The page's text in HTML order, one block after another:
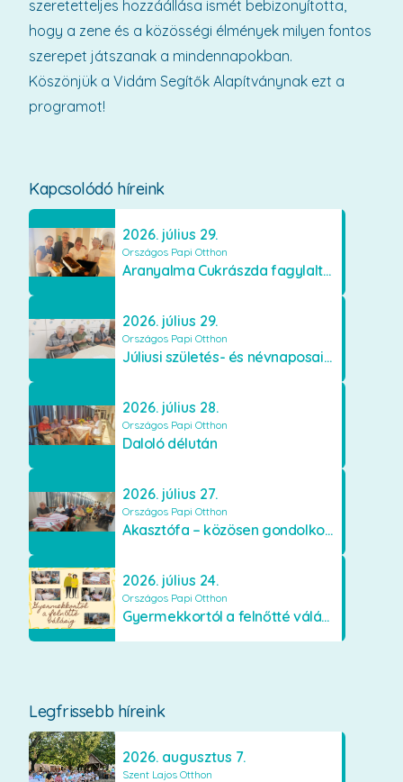
Kapcsolódó híreink
2026. július 29.
Országos Papi Otthon
Aranyalma Cukrászda fagylaltos meglepetés
2026. július 29.
Országos Papi Otthon
Júliusi születés- és névnaposaink
2026. július 28.
Országos Papi Otthon
Daloló délután
2026. július 27.
Országos Papi Otthon
Akasztófa – közösen gondolkodva
2026. július 24.
Országos Papi Otthon
Gyermekkortól a felnőtté válásig
Legfrissebb híreink
2026. augusztus 7.
Szent Lajos Otthon
szeretetteljes hozzáállása ismét bebizonyította,
hogy a zene és a közösségi élmények milyen fontos
szerepet játszanak a mindennapokban.
Köszönjük a Vidám Segítők Alapítványnak ezt a
programot!